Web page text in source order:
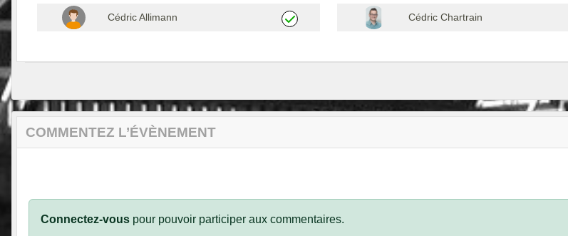
Cédric Allimann Cédric Chartrain
COMMENTEZ L’ÉVÈNEMENT
Connectez-vous pour pouvoir participer aux commentaires.